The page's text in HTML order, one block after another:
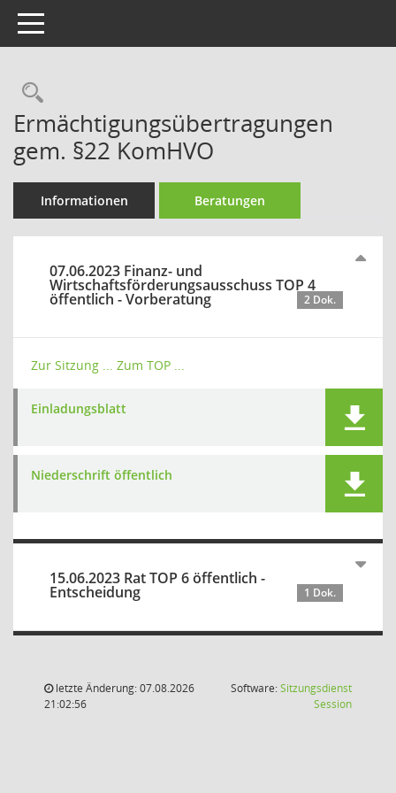
Toggle navigation
Rechercheauswahl
Ermächtigungsübertragungen
gem. §22 KomHVO
Informationen Beratungen
07.06.2023 Finanz- und
Wirtschaftsförderungsausschuss TOP 4
öffentlich - Vorberatung 2 Dok.
Zur Sitzung ... Zum TOP ...
Einladungsblatt
Niederschrift öffentlich
15.06.2023 Rat TOP 6 öffentlich -
Entscheidung 1 Dok.
letzte Änderung: 07.08.2026
21:02:56
Software:Sitzungsdienst
Session(Wird in